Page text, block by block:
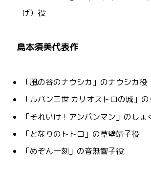
げ）役
島本須美代表作
「風の谷のナウシカ」のナウシカ役
「ルパン三世 カリオストロの城」
「それいけ！アンパンマン」のし
「となりのトトロ」の草壁靖子役
「めぞん一刻」の音無響子役